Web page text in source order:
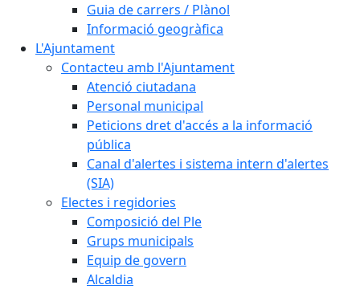
Guia de carrers / Plànol
Informació geogràfica
L'Ajuntament
Contacteu amb l'Ajuntament
Atenció ciutadana
Personal municipal
Peticions dret d'accés a la informació
pública
Canal d'alertes i sistema intern d'alertes
(SIA)
Electes i regidories
Composició del Ple
Grups municipals
Equip de govern
Alcaldia